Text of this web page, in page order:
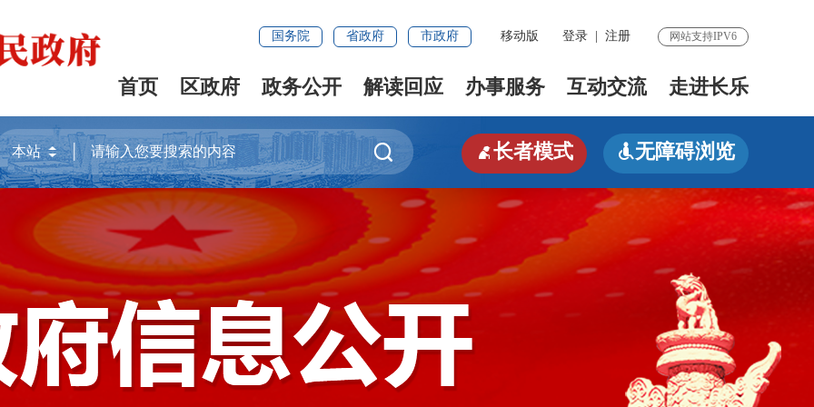
国务院 省政府 市政府 移动版 登录 注册 网站支持IPV6
首页 区政府 政务公开 解读回应 办事服务 互动交流 走进长乐
 长者模式 无障碍浏览